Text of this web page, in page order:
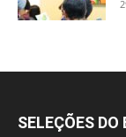
SELEÇÕES DO